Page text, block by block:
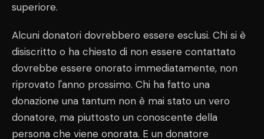
superiore.
Alcuni donatori dovrebbero essere esclusi. Chi si è
disiscritto o ha chiesto di non essere contattato
dovrebbe essere onorato immediatamente, non
riprovato l'anno prossimo. Chi ha fatto una
donazione una tantum non è mai stato un vero
donatore, ma piuttosto un conoscente della
persona che viene onorata. E un donatore